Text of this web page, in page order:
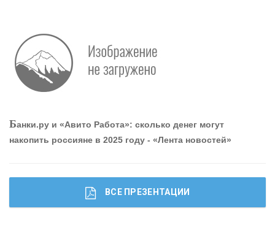
Работа мечты. Что банки делают для того, чтобы
привлечь и удержать персонал - «Интервью»
Банки.ру и «Авито Работа»: сколько денег могут
накопить россияне в 2025 году - «Лента новостей»
ВСЕ ПРЕЗЕНТАЦИИ